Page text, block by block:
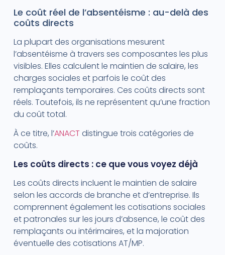
Le coût réel de l’absentéisme : au-delà des
coûts directs
La plupart des organisations mesurent
l’absentéisme à travers ses composantes les plus
visibles. Elles calculent le maintien de salaire, les
charges sociales et parfois le coût des
remplaçants temporaires. Ces coûts directs sont
réels. Toutefois, ils ne représentent qu’une fraction
du coût total.
À ce titre, l’ANACT distingue trois catégories de
coûts.
Les coûts directs : ce que vous voyez déjà
Les coûts directs incluent le maintien de salaire
selon les accords de branche et d’entreprise. Ils
comprennent également les cotisations sociales
et patronales sur les jours d’absence, le coût des
remplaçants ou intérimaires, et la majoration
éventuelle des cotisations AT/MP.